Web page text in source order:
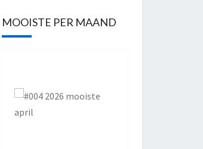
MOOISTE PER MAAND